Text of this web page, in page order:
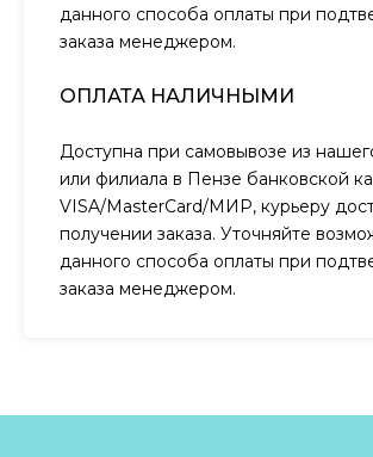
данного способа оплаты при
заказа менеджером.
ОПЛАТА НАЛИЧНЫМИ
Доступна при самовывозе из
или филиала в Пензе банковской
VISA/MasterCard/МИР, курьеру
получении заказа. Уточняйте
данного способа оплаты при
заказа менеджером.